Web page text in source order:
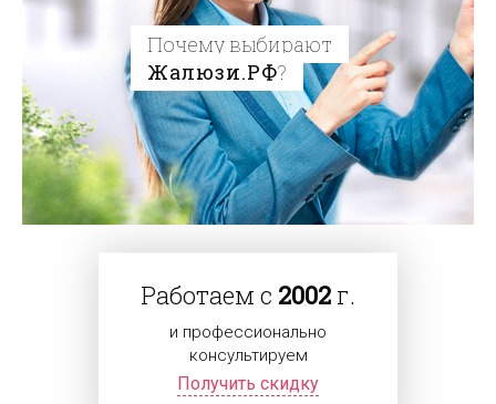
Почему выбирают
Жалюзи.РФ?
Работаем с 2002 г.
и профессионально
консультируем
Получить скидку